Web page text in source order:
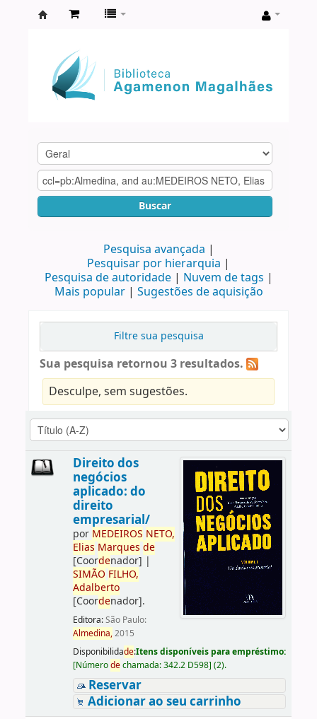
Agamenon
Magalhães
Buscar
Pesquisa avançada
Pesquisar por hierarquia
Pesquisa de autoridade
Nuvem de tags
Mais popular
Sugestões de aquisição
Filtre sua pesquisa
Sua pesquisa retornou 3 resultados.
Desculpe, sem sugestões.
Direito dos
negócios
aplicado: do
direito
empresarial/
por MEDEIROS NETO,
Elias Marques de
[Coordenador] |
SIMÃO FILHO,
Adalberto
[Coordenador].
Editora:São Paulo:
Almedina,2015
Disponibilidade:Itens disponíveis para empréstimo:
[Númerodechamada:342.2 D598] (2).
Reservar
Adicionar ao seu carrinho